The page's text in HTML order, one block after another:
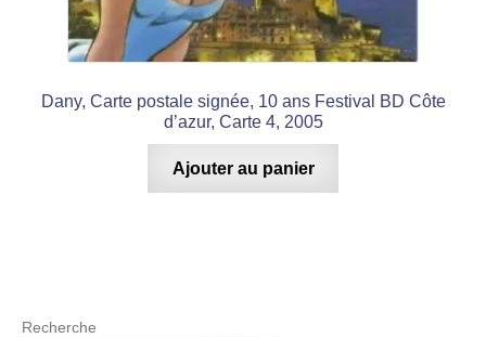
Dany, Carte postale signée, 10 ans Festival BD Côte
d’azur, Carte 4, 2005
Ajouter au panier
Recherche